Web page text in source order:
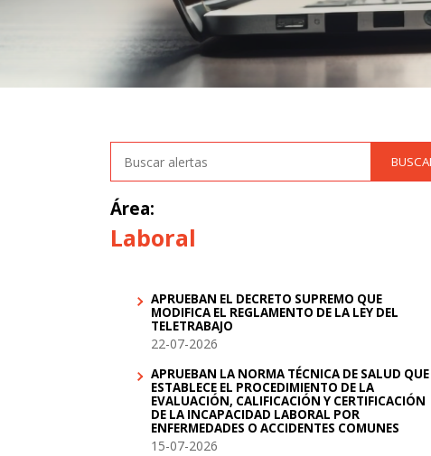
Área:
Laboral
APRUEBAN EL DECRETO SUPREMO QUE
MODIFICA EL REGLAMENTO DE LA LEY DEL
TELETRABAJO
22-07-2026
APRUEBAN LA NORMA TÉCNICA DE SALUD QUE
ESTABLECE EL PROCEDIMIENTO DE LA
EVALUACIÓN, CALIFICACIÓN Y CERTIFICACIÓN
DE LA INCAPACIDAD LABORAL POR
ENFERMEDADES O ACCIDENTES COMUNES
15-07-2026